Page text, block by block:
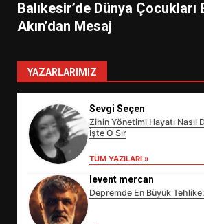
Balıkesir’de Dünya Çocukları
Akın’dan Mesaj
YAZARLARIMIZ
Sevgi Seçen
Zihin Yönetimi Hayatı Nasıl
İşte O Sır
TÜM YAZILARI »
levent mercan
Depremde En Büyük